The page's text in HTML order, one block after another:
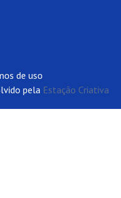
de uso
pela Estação Criativa